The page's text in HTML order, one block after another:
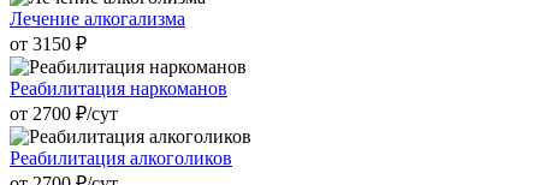
Лечение алкогализма
от 3150 ₽
Реабилитация наркоманов
от 2700 ₽/cут
Реабилитация алкоголиков